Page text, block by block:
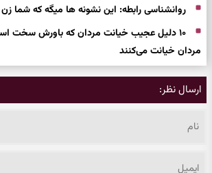
روانشناسی رابطه: این نشونه ها میگه که شما
۱۰ دلیل عجیب خیانت مردان که باورش سخت
مردان خیانت می‌کنند
ارسال نظر: